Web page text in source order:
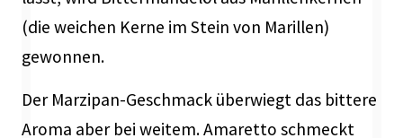
(die weichen Kerne im Stein von Marillen)
gewonnen.
Der Marzipan-Geschmack überwiegt das bittere
Aroma aber bei weitem. Amaretto schmeckt